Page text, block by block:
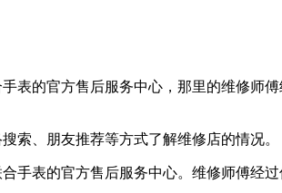
表的官方售后服务中心，那里的维修师
索、朋友推荐等方式了解维修店的情况。
手表的官方售后服务中心。维修师傅经